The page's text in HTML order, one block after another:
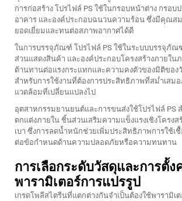
การก่อสร้าง โปรไฟล์ PS ใช้ในกรอบหน้าต่าง กรอบ
อาคาร และองค์ประกอบฉนวนความร้อน ซึ่งมีคุณส
ยอดเยี่ยมและทนต่อสภาพอากาศได้ดี
ในการบรรจุภัณฑ์ โปรไฟล์ PS ใช้ในระบบบรรจุภัณ
ส่วนแสดงสินค้า และองค์ประกอบโครงสร้างภายใน
ต้านทานต่อแรงกระแทกและความคงตัวของมิติของ
สำหรับการใช้งานที่ต้องการประสิทธิภาพที่สม่ำเสม
แวดล้อมที่เปลี่ยนแปลงไป
อุตสาหกรรมยานยนต์และการขนส่งใช้โปรไฟล์ PS
ตกแต่งภายใน ชิ้นส่วนเสริมความแข็งแรงเชิงโครงส
เบา ซึ่งการลดน้ำหนักช่วยเพิ่มประสิทธิภาพการใช้เ
ต่อข้อกำหนดด้านความปลอดภัยหรือความทนทาน
การเลือกระดับวัสดุและการตั้ง
พารามิเตอร์การแปรรูป
เกรดโพลีสไตรีนที่แตกต่างกันจำเป็นต้องใช้พารามิเ